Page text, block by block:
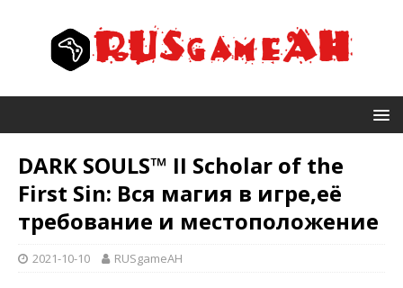
DARK SOULS™ II Scholar of the
First Sin: Вся магия в игре,её
требование и местоположение
2021-10-10 RUSgameAH